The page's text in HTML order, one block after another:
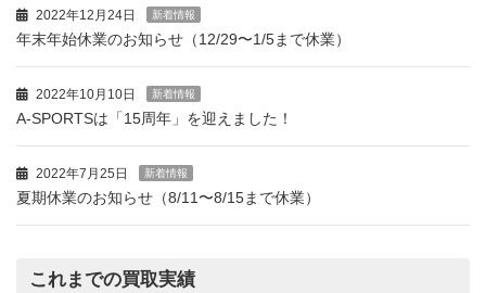
2022年12月24日 新着情報
年末年始休業のお知らせ（12/29〜1/5まで休業）
2022年10月10日 新着情報
A-SPORTSは「15周年」を迎えました！
2022年7月25日 新着情報
夏期休業のお知らせ（8/11〜8/15まで休業）
これまでの買取実績